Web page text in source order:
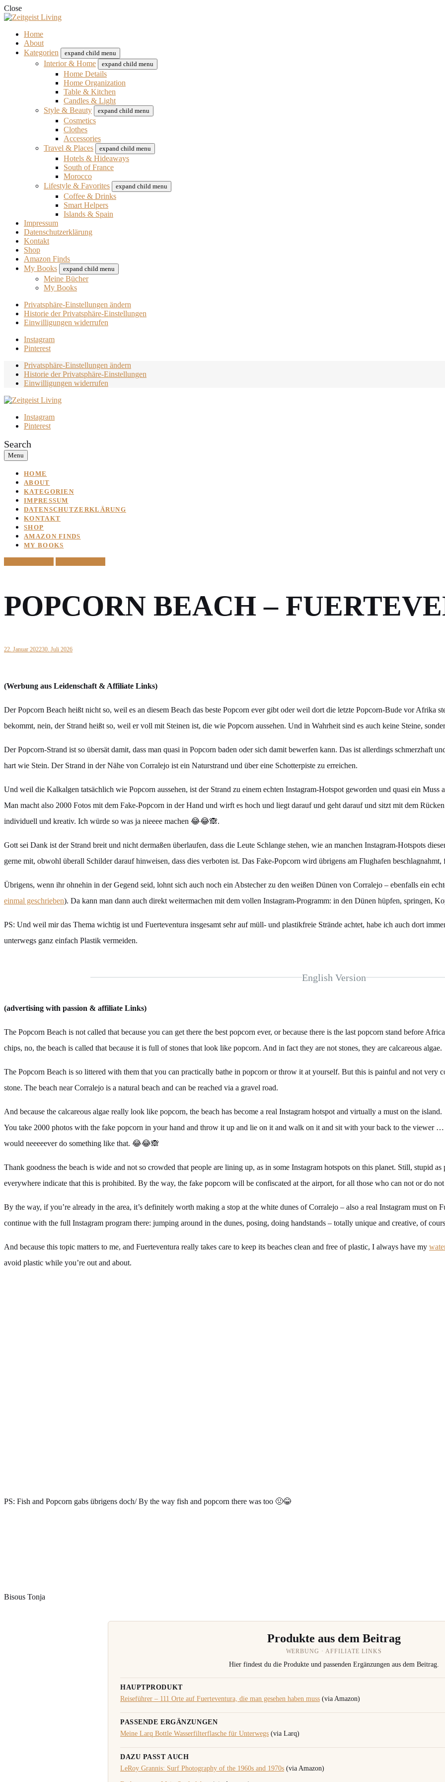
Close
Home
About
Kategorien
expand child menu
Interior & Home expand child menu
Home Details
Home Organization
Table & Kitchen
Candles & Light
Style & Beauty
expand child menu
Cosmetics
Clothes
Accessories
Travel & Places
expand child menu
Hotels & Hideaways
South of France
Morocco
Lifestyle & Favorites
expand child menu
Coffee & Drinks
Smart Helpers
Islands & Spain
Impressum
Datenschutzerklärung
Kontakt
Shop
Amazon Finds
My Books
expand child menu
Meine Bücher
My Books
Privatsphäre-Einstellungen ändern
Historie der Privatsphäre-Einstellungen
Einwilligungen widerrufen
Instagram
Pinterest
Privatsphäre-Einstellungen ändern
Historie der Privatsphäre-Einstellungen
Einwilligungen widerrufen
Instagram
Pinterest
Search
Menu
HOME
ABOUT
KATEGORIEN
IMPRESSUM
DATENSCHUTZERKLÄRUNG
KONTAKT
SHOP
AMAZON FINDS
MY BOOKS
POPCORN BEACH –
22. Januar 202230. Juli 2026
(Werbung aus Leidenschaft & Affiliate Links)
Der Popcorn Beach heißt nicht so, weil es an diesem Beach das beste Popcorn ever gibt oder weil dort die letzte Popcorn-Bude vor Afrika
bekommt, nein, der Strand heißt so, weil er voll mit Steinen ist, die wie Popcorn aussehen. Und in Wahrheit sind es auch keine Steine,
Der Popcorn-Strand ist so übersät damit, dass man quasi in Popcorn baden oder sich damit bewerfen kann. Das ist allerdings schmerzhaft
hart wie Stein. Der Strand in der Nähe von Corralejo ist ein Naturstrand und über eine Schotterpiste zu erreichen.
Und weil die Kalkalgen tatsächlich wie Popcorn aussehen, ist der Strand zu einem echten Instagram-Hotspot geworden und quasi ein Muss
Man macht also 2000 Fotos mit dem Fake-Popcorn in der Hand und wirft es hoch und liegt darauf und geht darauf und sitzt mit dem
individuell und kreativ. Ich würde so was ja nieeee machen 😂😂🙈.
Gott sei Dank ist der Strand breit und nicht dermaßen überlaufen, dass die Leute Schlange stehen, wie an manchen Instagram-Hotspots
gerne mit, obwohl überall Schilder darauf hinweisen, dass dies verboten ist. Das Fake-Popcorn wird übrigens am Flughafen
Übrigens, wenn ihr ohnehin in der Gegend seid, lohnt sich auch noch ein Abstecher zu den weißen Dünen von Corralejo – ebenfalls ein
einmal geschrieben). Da kann man dann auch direkt weitermachen mit dem vollen Instagram-Programm: in den Dünen hüpfen, springen,
PS: Und weil mir das Thema wichtig ist und Fuerteventura insgesamt sehr auf müll- und plastikfreie Strände achtet, habe ich auch dort
unterwegs ganz einfach Plastik vermeiden.
English Version
(advertising with passion & affiliate Links)
The Popcorn Beach is not called that because you can get there the best popcorn ever, or because there is the last popcorn stand before
chips, no, the beach is called that because it is full of stones that look like popcorn. And in fact they are not stones, they are calcareous algae.
The Popcorn Beach is so littered with them that you can practically bathe in popcorn or throw it at yourself. But this is painful and not very
stone. The beach near Corralejo is a natural beach and can be reached via a gravel road.
And because the calcareous algae really look like popcorn, the beach has become a real Instagram hotspot and virtually a must on the island.
You take 2000 photos with the fake popcorn in your hand and throw it up and lie on it and walk on it and sit with your back to the viewer
would neeeeever do something like that. 😂😂🙈
Thank goodness the beach is wide and not so crowded that people are lining up, as in some Instagram hotspots on this planet. Still, stupid
everywhere indicate that this is prohibited. By the way, the fake popcorn will be confiscated at the airport, for all those who can not or do
By the way, if you’re already in the area, it’s definitely worth making a stop at the white dunes of Corralejo – also a real Instagram must on
continue with the full Instagram program there: jumping around in the dunes, posing, doing handstands – totally unique and creative, of
And because this topic matters to me, and Fuerteventura really takes care to keep its beaches clean and free of plastic, I always have my
avoid plastic while you’re out and about.
PS: Fish and Popcorn gabs übrigens doch/ By the way fish and popcorn there was too 🤢😂
Bisous Tonja
Produkte aus dem Beitrag
WERBUNG · AFFILIATE LINKS
Hier findest du die Produkte und passenden Ergänzungen aus dem Beitrag.
HAUPTPRODUKT
Reiseführer – 111 Orte auf Fuerteventura, die man gesehen haben muss (via Amazon)
PASSENDE ERGÄNZUNGEN
Meine Larq Bottle Wasserfilterflasche für Unterwegs (via Larq)
DAZU PASST AUCH
LeRoy Grannis: Surf Photography of the 1960s and 1970s (via Amazon)